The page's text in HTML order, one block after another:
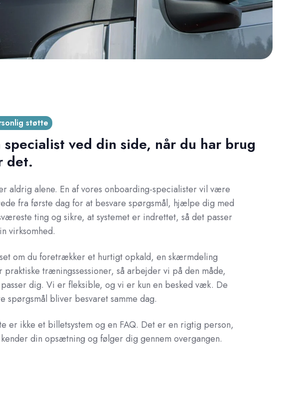
støtte
specialist ved din side, når du har brug
det.
aldrig alene. En af vores onboarding-specialister vil være
fra første dag for at besvare spørgsmål, hjælpe dig med
ting og sikre, at systemet er indrettet, så det passer
virksomhed.
om du foretrækker et hurtigt opkald, en skærmdeling
praktiske træningssessioner, så arbejder vi på den måde,
dig. Vi er fleksible, og vi er kun en besked væk. De
spørgsmål bliver besvaret samme dag.
er ikke et billetsystem og en FAQ. Det er en rigtig person,
din opsætning og følger dig gennem overgangen.